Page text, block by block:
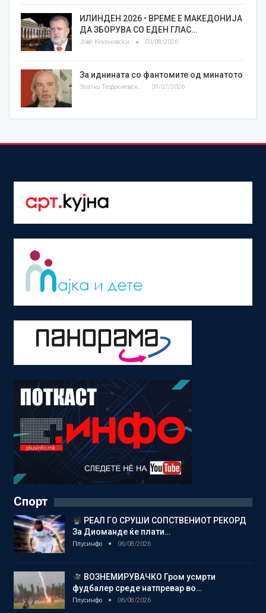
ИЛИНДЕН 2026 • ВРЕМЕ Е МАКЕДОНИЈА
ДА ЗБОРУВА СО ЕДЕН ГЛАС…
Јове Кекеновски 03/08/2026
За иднината со фантомите од минатото
Златко Теодосиевски 31/07/2026
Спорт
РЕАЛ ГО СРУШИ СОПСТВЕНИОТ РЕКОРД
За Диоманде ќе плати…
Плусинфо 06/08/2026
ВОЗНЕМИРУВАЧКО Гром усмрти
фудбалер среде натпревар во…
Плусинфо 06/08/2026